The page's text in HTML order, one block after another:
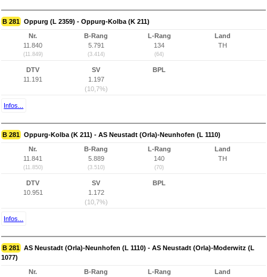
B 281 Oppurg (L 2359) - Oppurg-Kolba (K 211)
Nr.
11.840
(11.849)
B-Rang
5.791
(3.414)
L-Rang
134
(64)
Land
TH
DTV
11.191
SV
1.197
(10,7%)
BPL
Infos...
B 281 Oppurg-Kolba (K 211) - AS Neustadt (Orla)-Neunhofen (L 1110)
Nr.
11.841
(11.850)
B-Rang
5.889
(3.510)
L-Rang
140
(70)
Land
TH
DTV
10.951
SV
1.172
(10,7%)
BPL
Infos...
B 281 AS Neustadt (Orla)-Neunhofen (L 1110) - AS Neustadt (Orla)-Moderwitz (L
1077)
Nr.
B-Rang
L-Rang
Land